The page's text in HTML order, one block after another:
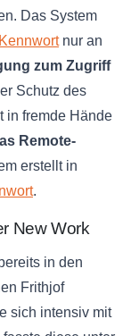
Das System
Kennwortnur an
zum Zugriff
Schutz des
in fremde Hände
Remote-
erstellt in
.
New Work
in den
Frithjof
sich intensiv mit